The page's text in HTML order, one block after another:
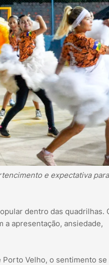
e expectativa para
dentro das quadrilhas.
a apresentação, ansiedade,
Porto Velho, o sentimento se